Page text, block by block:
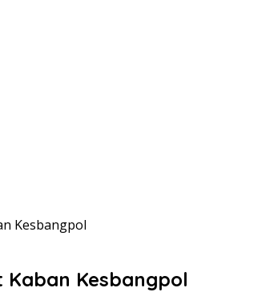
Kesbangpol
Kaban Kesbangpol